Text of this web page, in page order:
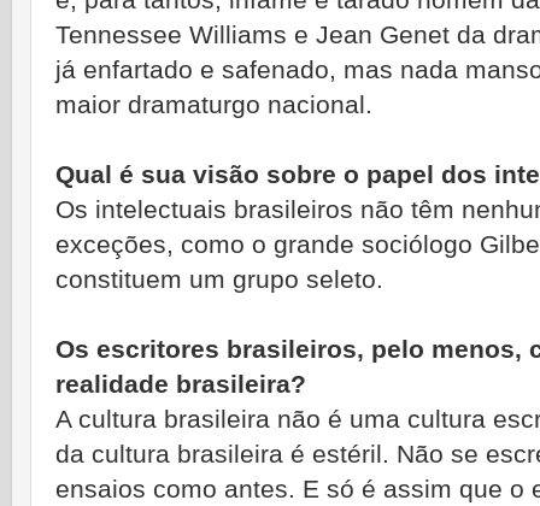
Tennessee Williams e Jean Genet da
já enfartado e safenado, mas nada
maior dramaturgo nacional.
Qual é sua visão sobre o papel dos
Os intelectuais brasileiros não têm
exceções, como o grande sociólogo
constituem um grupo seleto.
Os escritores brasileiros, pelo menos,
realidade brasileira?
A cultura brasileira não é uma cultura
da cultura brasileira é estéril. Não se
ensaios como antes. E só é assim que o